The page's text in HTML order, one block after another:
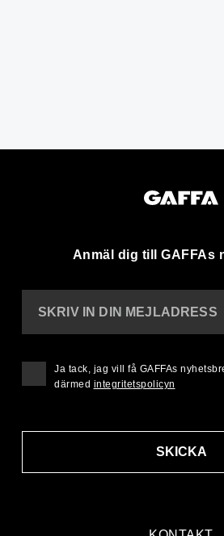
Anmäl dig till GAFFAs
SKRIV IN DIN MEJLADRESS
SKICKA
Ja tack, jag vill få GAFFAs
därmed integritetspolicyn